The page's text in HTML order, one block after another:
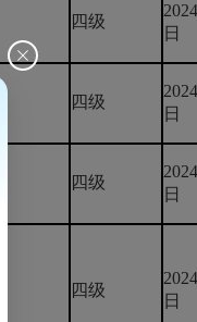
四级
日
四级
日
四级
日
四级
日